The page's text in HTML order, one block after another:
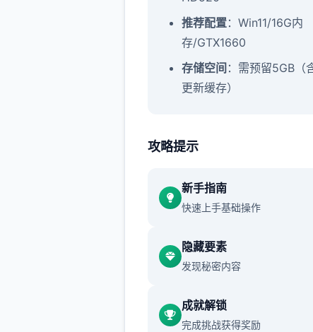
​推荐配置​​：Win11/16G内
存/GTX1660
​存储空间​ ：需预留5GB（
更新缓存）
催眠app攻略：
新增chuang戏功能
现在可以进行床戏教学了
体育仓库和保健室均可触发
保健室原本计划在特定时机解
攻略提示
新手指南
快速上手基础操作
隐藏要素
发现秘密内容
成就解锁
完成挑战获得奖励